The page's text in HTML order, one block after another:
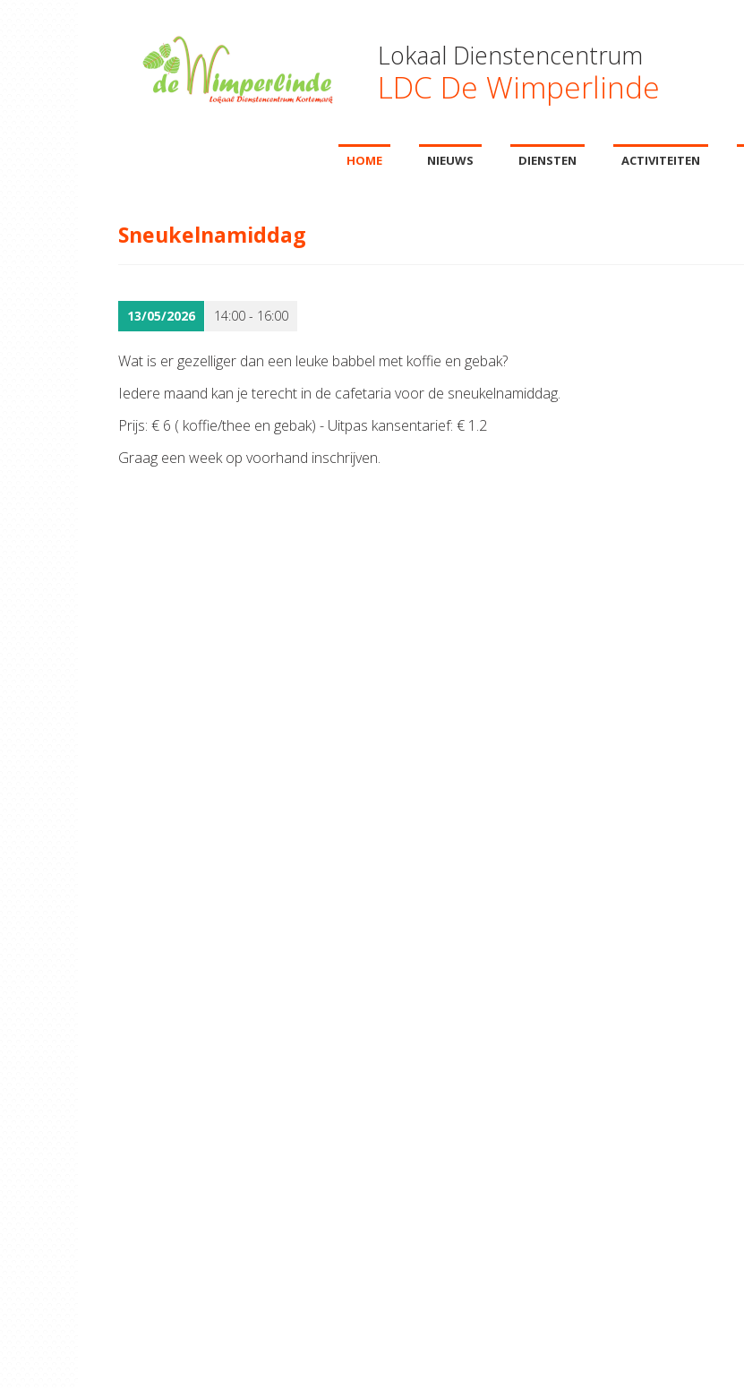
Lokaal Dienstencentrum
LDC De Wimperlinde
HOME NIEUWS DIENSTEN ACTIVITEITEN
Sneukelnamiddag
13/05/2026 14:00 - 16:00
Wat is er gezelliger dan een leuke babbel met koffie en gebak?
Iedere maand kan je terecht in de cafetaria voor de sneukelnamiddag.
Prijs: € 6 ( koffie/thee en gebak) - Uitpas kansentarief: € 1.2
Graag een week op voorhand inschrijven.